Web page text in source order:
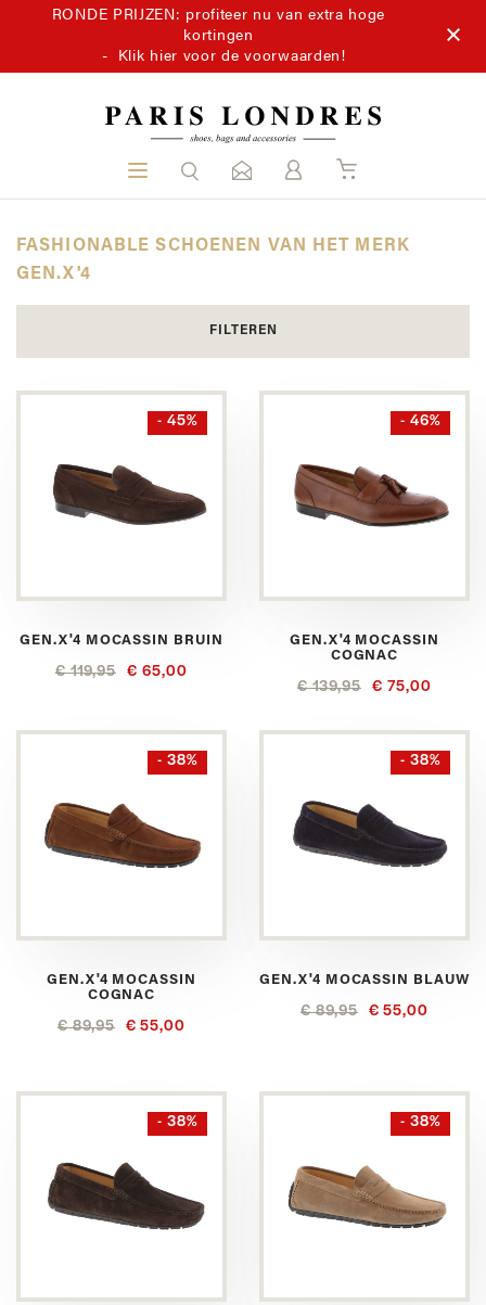
RONDE PRIJZEN: profiteer nu van extra hoge
kortingen
- Klik hier voor de voorwaarden!
FASHIONABLE SCHOENEN VAN HET MERK
GEN.X'4
FILTEREN
- 45%
GEN.X'4 MOCASSIN BRUIN
€ 119,95 € 65,00
- 46%
GEN.X'4 MOCASSIN
COGNAC
€ 139,95 € 75,00
- 38%
GEN.X'4 MOCASSIN
COGNAC
€ 89,95 € 55,00
- 38%
GEN.X'4 MOCASSIN BLAUW
€ 89,95 € 55,00
- 38% - 38%